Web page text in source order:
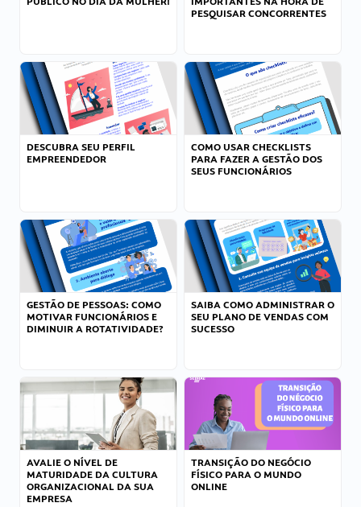
PESQUISAR CONCORRENTES
DESCUBRA SEU PERFIL
EMPREENDEDOR
COMO USAR CHECKLISTS
PARA FAZER A GESTÃO DOS
SEUS FUNCIONÁRIOS
GESTÃO DE PESSOAS: COMO
MOTIVAR FUNCIONÁRIOS E
DIMINUIR A ROTATIVIDADE?
SAIBA COMO ADMINISTRAR O
SEU PLANO DE VENDAS COM
SUCESSO
AVALIE O NÍVEL DE
MATURIDADE DA CULTURA
ORGANIZACIONAL DA SUA
EMPRESA
TRANSIÇÃO DO NEGÓCIO
FÍSICO PARA O MUNDO
ONLINE